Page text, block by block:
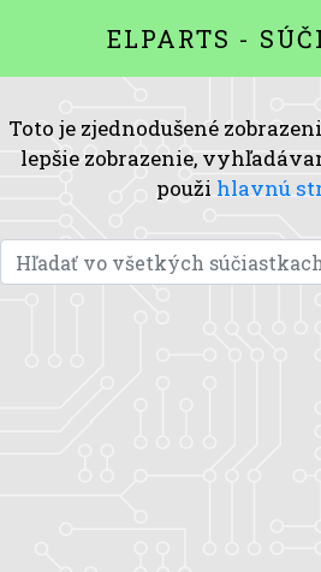
ELPARTS -
Toto je zjednodušené
lepšie zobrazenie,
použi hlavnú